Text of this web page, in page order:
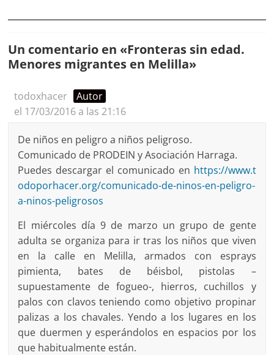
Un comentario en «Fronteras sin edad.
Menores migrantes en Melilla»
todoxhacer
Autor
el 17/03/2016 a las 21:16
De niños en peligro a niños peligroso.
Comunicado de PRODEIN y Asociación Harraga.
Puedes descargar el comunicado en https://www.t
odoporhacer.org/comunicado-de-ninos-en-peligro-
a-ninos-peligrosos
El miércoles día 9 de marzo un grupo de gente
adulta se organiza para ir tras los niños que viven
en la calle en Melilla, armados con esprays
pimienta, bates de béisbol, pistolas –
supuestamente de fogueo-, hierros, cuchillos y
palos con clavos teniendo como objetivo propinar
palizas a los chavales. Yendo a los lugares en los
que duermen y esperándolos en espacios por los
que habitualmente están.